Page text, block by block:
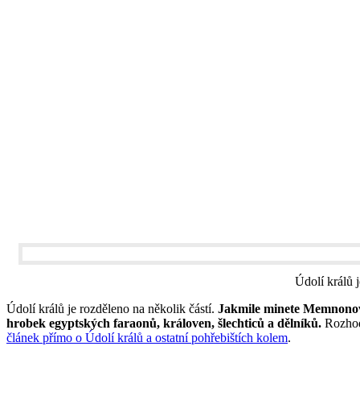
Údolí králů
Údolí králů je rozděleno na několik částí. Jakmile minete
hrobek egyptských faraonů, královen, šlechticů a dělníků.
článek přímo o Údolí králů a ostatní pohřebištích kolem.